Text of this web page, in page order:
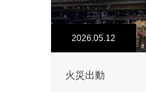
2026.05.12
火災出動